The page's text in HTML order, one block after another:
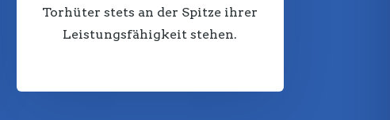
Torhüter stets an der Spitze ihrer
Leistungsfähigkeit stehen.